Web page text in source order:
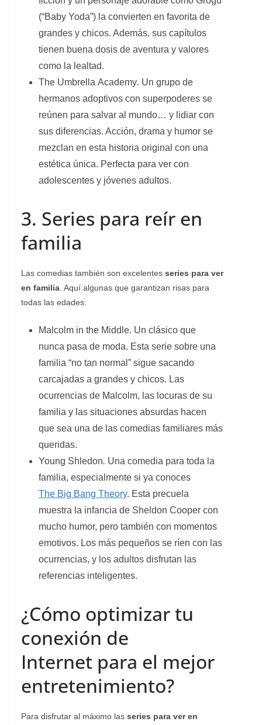
(“Baby Yoda”) la convierten en favorita de
grandes y chicos. Además, sus capítulos
tienen buena dosis de aventura y valores
como la lealtad.
The Umbrella Academy. Un grupo de
hermanos adoptivos con superpoderes se
reúnen para salvar al mundo… y lidiar con
sus diferencias. Acción, drama y humor se
mezclan en esta historia original con una
estética única. Perfecta para ver con
adolescentes y jóvenes adultos.
3. Series para reír en
familia
Las comedias también son excelentes series para ver
en familia . Aquí algunas que garantizan risas para
todas las edades:
Malcolm in the Middle. Un clásico que
nunca pasa de moda. Esta serie sobre una
familia “no tan normal” sigue sacando
carcajadas a grandes y chicos. Las
ocurrencias de Malcolm, las locuras de su
familia y las situaciones absurdas hacen
que sea una de las comedias familiares más
queridas.
Young Shledon. Una comedia para toda la
familia, especialmente si ya conoces
The Big Bang Theory. Esta precuela
muestra la infancia de Sheldon Cooper con
mucho humor, pero también con momentos
emotivos. Los más pequeños se ríen con las
ocurrencias, y los adultos disfrutan las
referencias inteligentes.
¿Cómo optimizar tu
conexión de
Internet para el mejor
entretenimiento?
Para disfrutar al máximo las series para ver en